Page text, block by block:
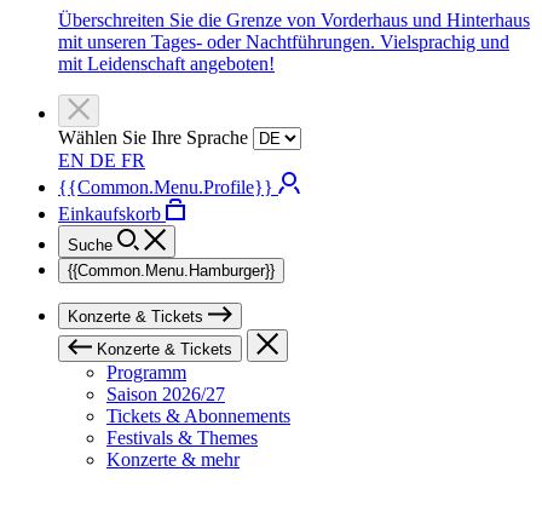
Überschreiten Sie die Grenze von Vorderhaus und Hinterhaus
mit unseren Tages- oder Nachtführungen. Vielsprachig und
mit Leidenschaft angeboten!
Wählen Sie Ihre Sprache
EN DE FR
{{Common.Menu.Profile}}
Einkaufskorb
Suche
{{Common.Menu.Hamburger}}
Konzerte & Tickets
Konzerte & Tickets
Programm
Saison 2026/27
Tickets & Abonnements
Festivals & Themes
Konzerte & mehr